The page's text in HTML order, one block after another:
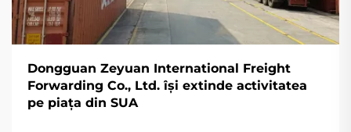
Dongguan Zeyuan International Freight
Forwarding Co., Ltd. își extinde activitatea
pe piața din SUA